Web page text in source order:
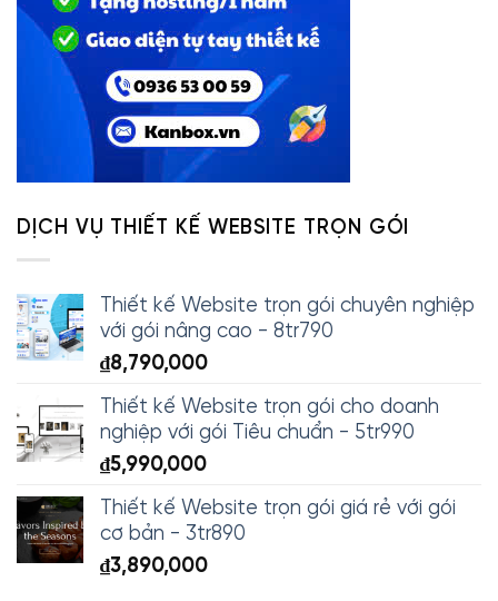
DỊCH VỤ THIẾT KẾ WEBSITE TRỌN GÓI
Thiết kế Website trọn gói chuyên nghiệp
với gói nâng cao - 8tr790
₫8,790,000
Thiết kế Website trọn gói cho doanh
nghiệp với gói Tiêu chuẩn - 5tr990
₫5,990,000
Thiết kế Website trọn gói giá rẻ với gói
cơ bản - 3tr890
₫3,890,000